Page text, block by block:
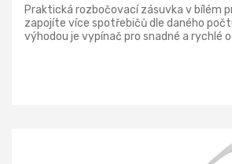
Praktická rozbočovací zásuvka v bílém
zapojíte více spotřebičů dle daného
výhodou je vypínač pro snadné a rychlé